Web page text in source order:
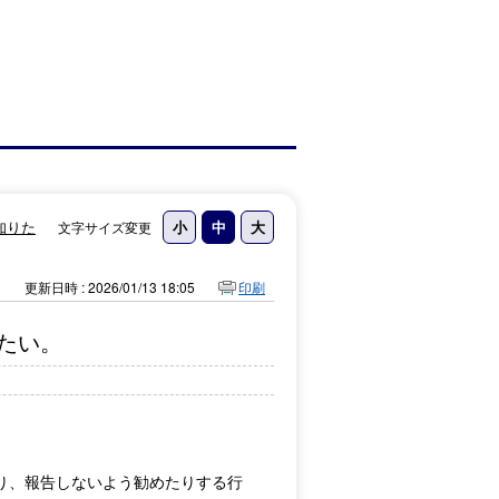
文字サイズ変更
りた
更新日時 : 2026/01/13 18:05 印刷
。
報告しないよう勧めたりする行